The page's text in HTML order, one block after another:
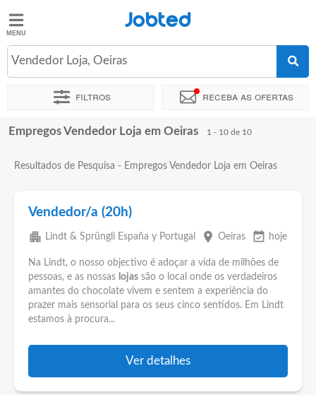
Jobted
Empregos
Salários
Jobted
Vendedor Loja, Oeiras
Filtros Receba as ofertas
Ordenar por Localidade exata Empresa Agência de
Empregos Vendedor Loja em Oeiras 1 - 10 de 10
Resultados de Pesquisa - Empregos Vendedor Loja em Oeiras
Vendedor/a (20h)
apartment Lindt & Sprüngli España y Portugal place Oeiras event_available hoje
Na Lindt, o nosso objectivo é adoçar a vida de milhões de
pessoas, e as nossas lojas são o local onde os verdadeiros
amantes do chocolate vivem e sentem a experiência do
prazer mais sensorial para os seus cinco sentidos. Em Lindt
estamos à procura...
Ver detalhes